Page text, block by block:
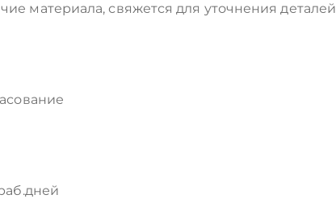
материала, свяжется для уточнения деталей